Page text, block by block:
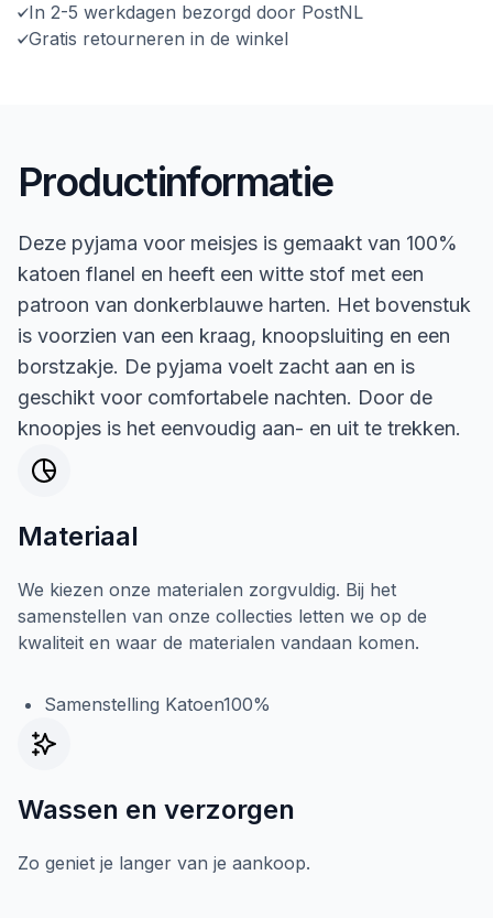
In 2-5 werkdagen bezorgd door PostNL
Gratis retourneren in de winkel
Productinformatie
Deze pyjama voor meisjes is gemaakt van 100%
katoen flanel en heeft een witte stof met een
patroon van donkerblauwe harten. Het bovenstuk
is voorzien van een kraag, knoopsluiting en een
borstzakje. De pyjama voelt zacht aan en is
geschikt voor comfortabele nachten. Door de
knoopjes is het eenvoudig aan- en uit te trekken.
Materiaal
We kiezen onze materialen zorgvuldig. Bij het
samenstellen van onze collecties letten we op de
kwaliteit en waar de materialen vandaan komen.
Samenstelling Katoen100%
Wassen en verzorgen
Zo geniet je langer van je aankoop.